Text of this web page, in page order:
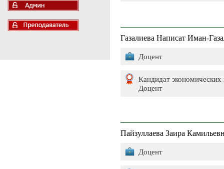
Газалиева Написат Иман-
Доцент
Кандидат экономических
Доцент
Пайзуллаева Заира
Доцент